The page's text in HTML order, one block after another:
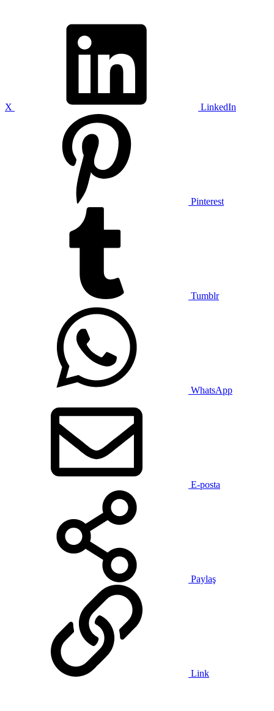
X LinkedIn
Pinterest
Tumblr
WhatsApp
E-posta
Paylaş
Link